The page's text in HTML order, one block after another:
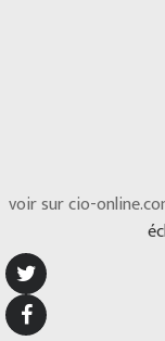
voir sur cio-